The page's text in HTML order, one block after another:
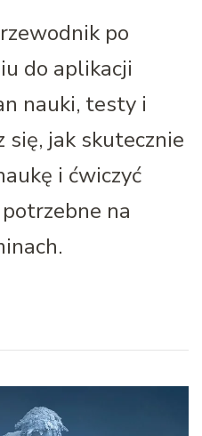
po
do aplikacji
nauki, testy i
się, jak skutecznie
i ćwiczyć
na